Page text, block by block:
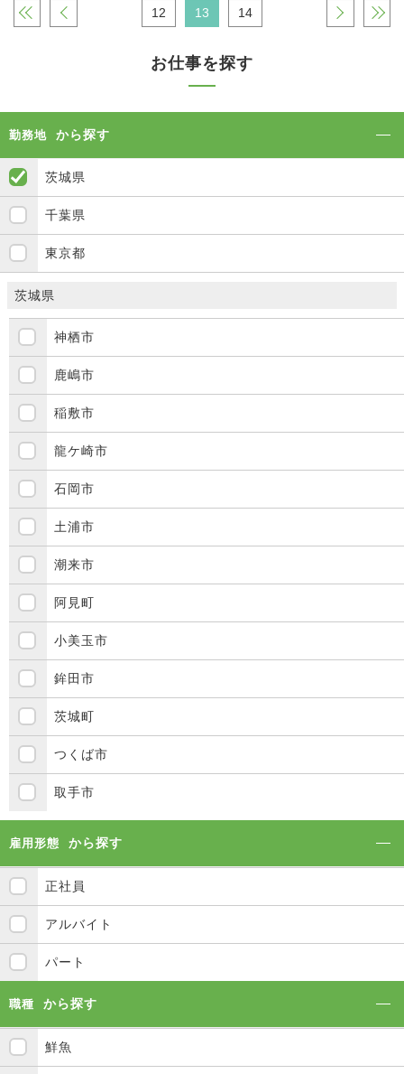
« ‹ 12 13 14 › »
お仕事を探す
勤務地 から探す
茨城県
千葉県
東京都
茨城県
神栖市
鹿嶋市
稲敷市
龍ケ崎市
石岡市
土浦市
潮来市
阿見町
小美玉市
鉾田市
茨城町
つくば市
取手市
雇用形態 から探す
正社員
アルバイト
パート
職種 から探す
鮮魚